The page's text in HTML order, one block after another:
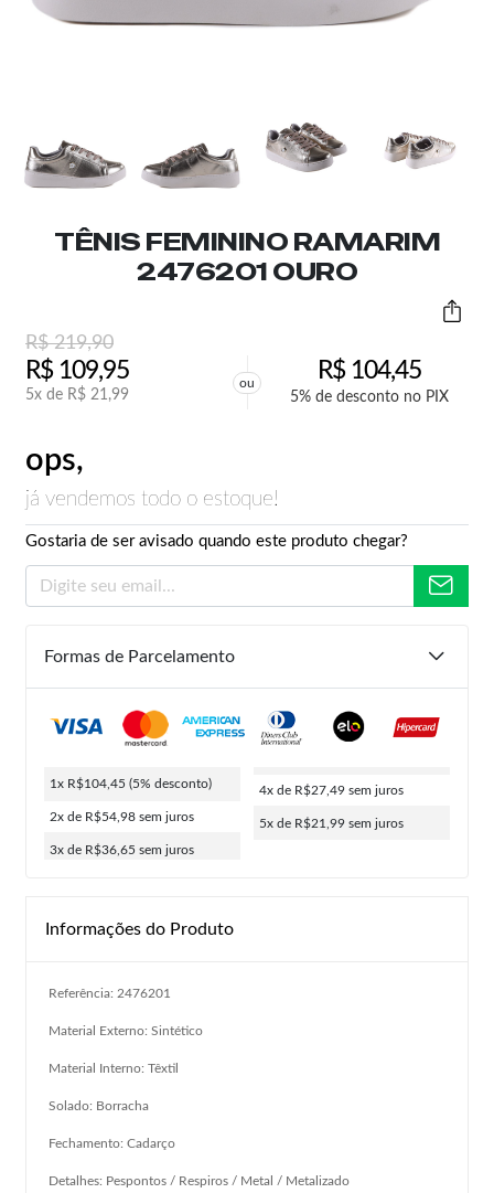
TÊNIS FEMININO RAMARIM
2476201 OURO
R$219,90
R$109,95
5x de R$ 21,99
ou R$104,45
5% de desconto no PIX
ops,
já vendemos todo o estoque!
Gostaria de ser avisado quando este produto chegar?
Formas de Parcelamento
1x R$104,45 (5% desconto)
2x de R$54,98 sem juros
3x de R$36,65 sem juros
4x de R$27,49 sem juros
5x de R$21,99 sem juros
Informações do Produto
Referência: 2476201
Material Externo: Sintético
Material Interno: Têxtil
Solado: Borracha
Fechamento: Cadarço
Detalhes: Pespontos / Respiros / Metal / Metalizado